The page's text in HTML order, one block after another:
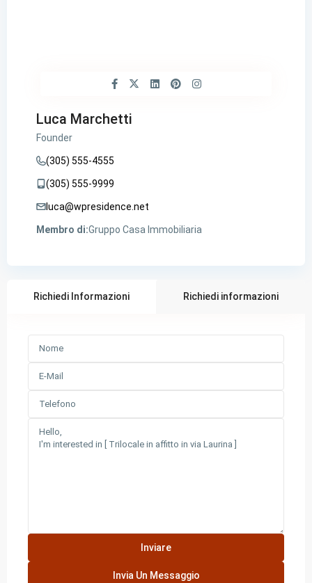
Luca Marchetti
Founder
(305) 555-4555
(305) 555-9999
luca@wpresidence.net
Membro di:Gruppo Casa Immobiliaria
Richiedi Informazioni Richiedi informazioni